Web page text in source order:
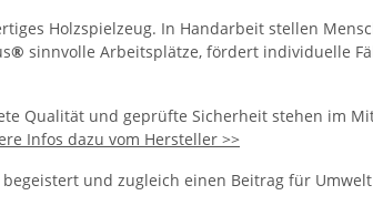
Holzspielzeug. In Handarbeit stellen
® sinnvolle Arbeitsplätze, fördert individuelle
Qualität und geprüfte Sicherheit stehen im
Infos dazu vom Hersteller >>
und zugleich einen Beitrag für